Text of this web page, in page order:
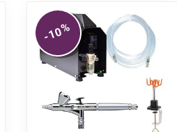
-10%